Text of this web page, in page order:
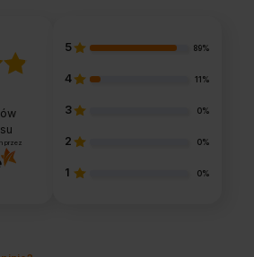
przez
5 89%
4 11%
3 0%
2 0%
1 0%